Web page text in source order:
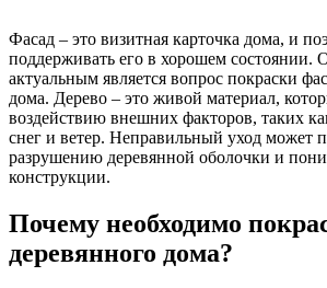
Фасад – это визитная карточка дома, и
поддерживать его в хорошем состоянии.
актуальным является вопрос покраски
дома. Дерево – это живой материал,
воздействию внешних факторов, таких
снег и ветер. Неправильный уход может
разрушению деревянной оболочки и
конструкции.
Почему необходимо
деревянного дома?